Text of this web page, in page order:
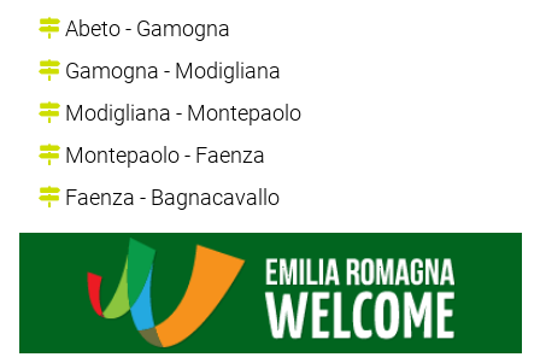
Abeto - Gamogna
Gamogna - Modigliana
Modigliana - Montepaolo
Montepaolo - Faenza
Faenza - Bagnacavallo